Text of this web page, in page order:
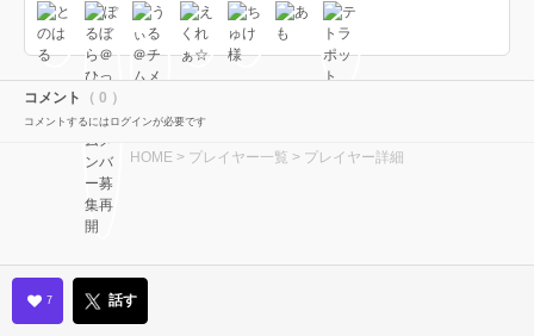
コメント （ 0 ）
コメントするにはログインが必要です
HOME > プレイヤー一覧 > プレイヤー詳細
7 話す